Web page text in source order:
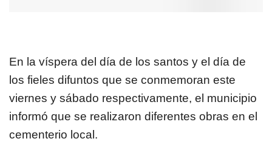
En la víspera del día de los santos y el día de
los fieles difuntos que se conmemoran este
viernes y sábado respectivamente, el municipio
informó que se realizaron diferentes obras en el
cementerio local.